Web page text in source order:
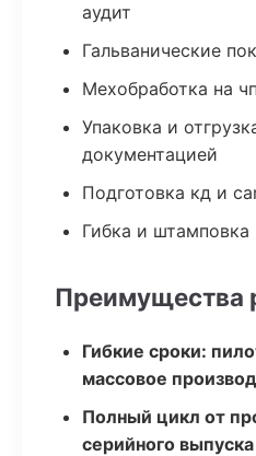
аудит
Гальванические
Мехобработка на
Упаковка и
документацией
Подготовка кд и
Гибка и штамповка
Преимущества
Гибкие сроки:
массовое
Полный цикл от
серийного выпуска